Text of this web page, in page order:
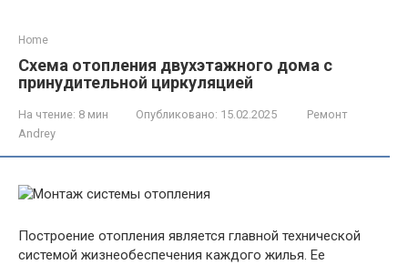
Home
Схема отопления двухэтажного дома с
принудительной циркуляцией
На чтение: 8 мин Опубликовано: 15.02.2025
Ремонт
Andrey
Построение отопления является главной технической
системой жизнеобеспечения каждого жилья. Ее